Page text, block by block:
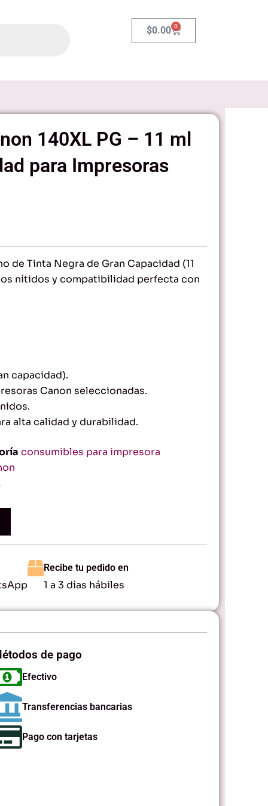
$0.00 0
Carrito
140XL PG – 11 ml
para Impresoras
de Tinta Negra de Gran Capacidad (11
nítidos y compatibilidad perfecta con
capacidad).
Canon seleccionadas.
alta calidad y durabilidad.
consumibles para impresora
Recibe tu pedido en
1 a 3 días hábiles
de pago
Efectivo
Transferencias bancarias
Pago con tarjetas